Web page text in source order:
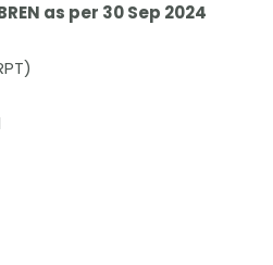
as per 30 Sep 2024